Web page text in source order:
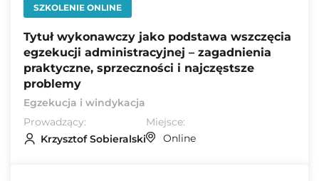
SZKOLENIE ONLINE
Tytuł wykonawczy jako podstawa wszczęcia
egzekucji administracyjnej – zagadnienia
praktyczne, sprzeczności i najczęstsze
problemy
Egzekucja i windykacja
Prowadzący:
Krzysztof Sobieralski
Miejsce:
Online